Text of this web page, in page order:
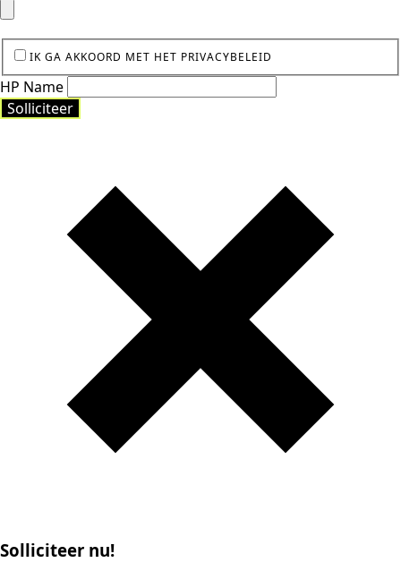
IK GA AKKOORD MET HET PRIVACYBELEID
HP Name
Solliciteer
Solliciteer nu!